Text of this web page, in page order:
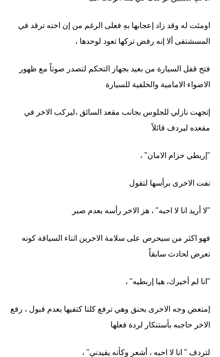
اومئت له وقد زاد إعجابها بهِ فعلى الرغم من إن اخته ترقد في
المسشتفى ألا إنه رفض تركها تعود لوحدها ،
فتح قفل السيارة من بعيد بجهاز التحكم لتصدر صوتاً مع ظهور
الاضواء الامامية والخلفية للسيارة
إتجهت نازلي للجلوس بجانب مقعد السائق ،ليركب الاخر في
مقعده ليردف قائلاً
"إربطي حزام الامان" ،
نفت الاخرى برأسها لتقول
"لا أريد انا لا احبه" ، هز الاخر رأسه بعدم صبر
فهو اكثر من سيحرص على سلامة الاخرين اثناء السياقة كونه
تعرض لحادث سابقاً
"انا لم أخيرك، هيا إربطيه" ،
إمتعض وجه الاخرى بحنق وهي ترفع كلتا كتفيها بعدم قبول ، رفع
الاخر حاجبه بأستنكار لردة فعلها
لتردف " انا لا احبه ، أشعر وكأنه يقيدني" ،